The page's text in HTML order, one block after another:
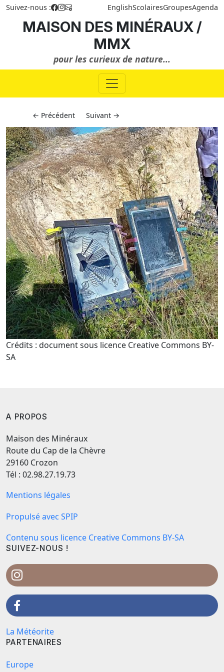
Suivez-nous : EnglishScolairesGroupesAgenda
MAISON DES MINÉRAUX /
MMX
pour les curieux de nature...
← Précédent Suivant →
Crédits : document sous licence Creative Commons BY-
SA
A PROPOS
Maison des Minéraux
Route du Cap de la Chèvre
29160 Crozon
Tél : 02.98.27.19.73
Mentions légales
Propulsé avec SPIP
Contenu sous licence Creative Commons BY-SA
SUIVEZ-NOUS !
La Météorite
PARTENAIRES
Europe